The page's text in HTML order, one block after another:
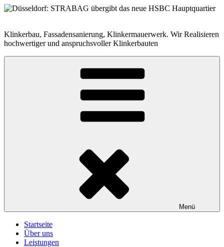
Zum
Klinkerbau, Fassadensanierung, Klinkermauerwerk. Wir Realisieren
hochwertiger und anspruchsvoller Klinkerbauten
Menü
Startseite
Über uns
Leistungen